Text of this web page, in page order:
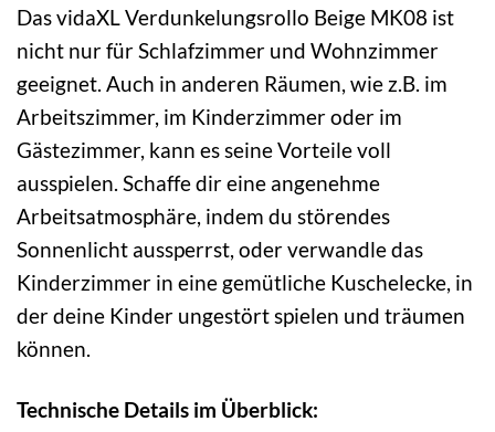
Das vidaXL Verdunkelungsrollo Beige MK08 ist
nicht nur für Schlafzimmer und Wohnzimmer
geeignet. Auch in anderen Räumen, wie z.B. im
Arbeitszimmer, im Kinderzimmer oder im
Gästezimmer, kann es seine Vorteile voll
ausspielen. Schaffe dir eine angenehme
Arbeitsatmosphäre, indem du störendes
Sonnenlicht aussperrst, oder verwandle das
Kinderzimmer in eine gemütliche Kuschelecke, in
der deine Kinder ungestört spielen und träumen
können.
Technische Details im Überblick: